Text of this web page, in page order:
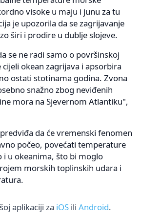
visoke u maju i junu za tu
je upozorila da se zagrijavanje
širi i prodire u dublje slojeve.
se ne radi samo o površinskoj
okean zagrijava i apsorbira
ostati stotinama godina. Zvona
snažno zbog neviđenih
mora na Sjevernom Atlantiku",
da će vremenski fenomen
počeo, povećati temperature
i u okeanima, što bi moglo
morskih toplinskih udara i
aplikaciji za iOS ili Android.